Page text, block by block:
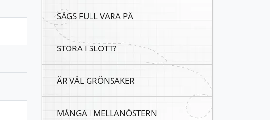
SÄGS FULL VARA PÅ
STORA I SLOTT?
ÄR VÄL GRÖNSAKER
MÅNGA I MELLANÖSTERN